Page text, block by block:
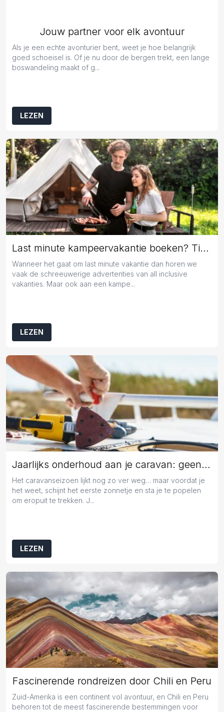
Jouw partner voor elk avontuur
Als je een echte avonturier bent, weet je hoe belangrijk
goed schoeisel is. Of je nu door de bergen trekt, een lange
boswandeling maakt of g...
LEZEN
Last minute kampeervakantie boeken? Tips en tricks!
Wanneer het gaat om last minute vakantie dan horen we
vaak de schreeuwerige advertenties van all inclusive
vakanties. Maar ook aan een kampe...
LEZEN
Jaarlijks onderhoud aan je caravan: geen overbodige luxe
Het caravanseizoen lijkt nog zo ver weg… maar voordat je
het weet, schijnt het eerste zonnetje en sta je te popelen
om eropuit te trekken. J...
LEZEN
Fascinerende rondreizen door Chili en Peru
Zuid-Amerika is een continent vol avontuur, en Chili en Peru
behoren tot de meest fascinerende bestemmingen voor